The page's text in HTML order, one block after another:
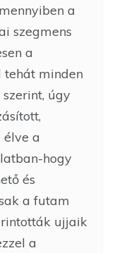
a
szegmens
a
tehát minden
úgy
élve a
hogy
és
a futam
ujjaik
a